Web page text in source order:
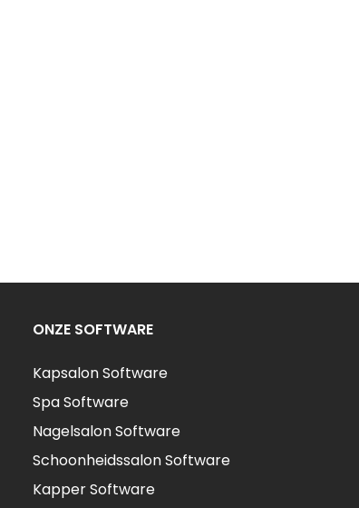
ONZE SOFTWARE
Kapsalon Software
Spa Software
Nagelsalon Software
Schoonheidssalon Software
Kapper Software